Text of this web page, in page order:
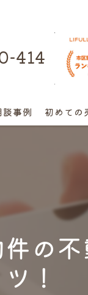
414
談事例
婚不動産の売却相談
額早期売却の相談
売却の相談
き家の相談
初めての
の
ツ！